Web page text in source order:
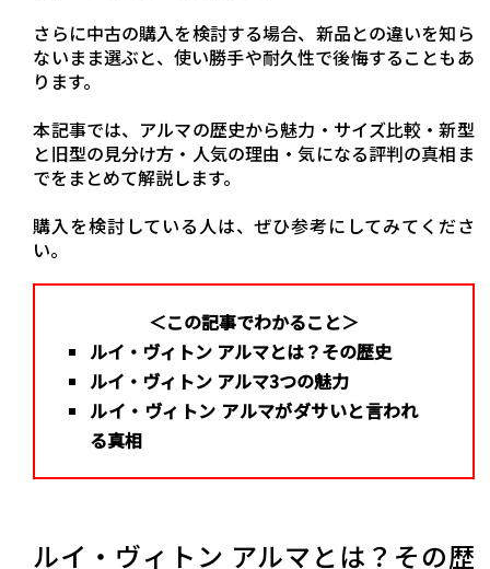
さらに中古の購入を検討する場合、新品との違いを知ら
ないまま選ぶと、使い勝手や耐久性で後悔することもあ
ります。
本記事では、アルマの歴史から魅力・サイズ比較・新型
と旧型の見分け方・人気の理由・気になる評判の真相ま
でをまとめて解説します。
購入を検討している人は、ぜひ参考にしてみてくださ
い。
＜この記事でわかること＞
ルイ・ヴィトン アルマとは？その歴史
ルイ・ヴィトン アルマ3つの魅力
ルイ・ヴィトン アルマがダサいと言われ
る真相
ルイ・ヴィトン アルマとは？その歴